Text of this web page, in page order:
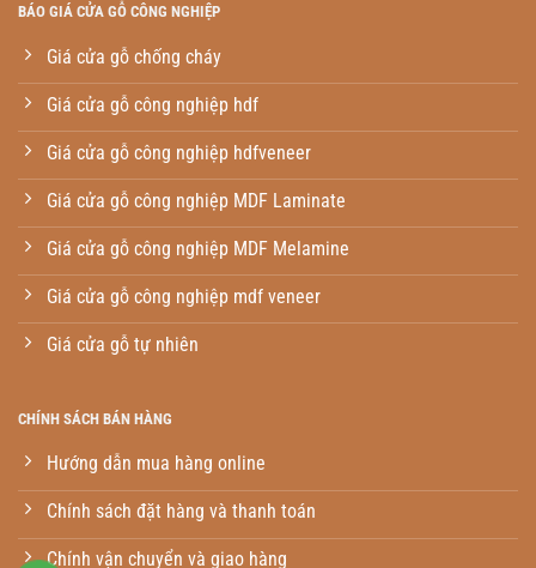
BÁO GIÁ CỬA GỖ CÔNG NGHIỆP
Giá cửa gỗ chống cháy
Giá cửa gỗ công nghiệp hdf
Giá cửa gỗ công nghiệp hdfveneer
Giá cửa gỗ công nghiệp MDF Laminate
Giá cửa gỗ công nghiệp MDF Melamine
Giá cửa gỗ công nghiệp mdf veneer
Giá cửa gỗ tự nhiên
CHÍNH SÁCH BÁN HÀNG
Hướng dẫn mua hàng online
Chính sách đặt hàng và thanh toán
Chính vận chuyển và giao hàng